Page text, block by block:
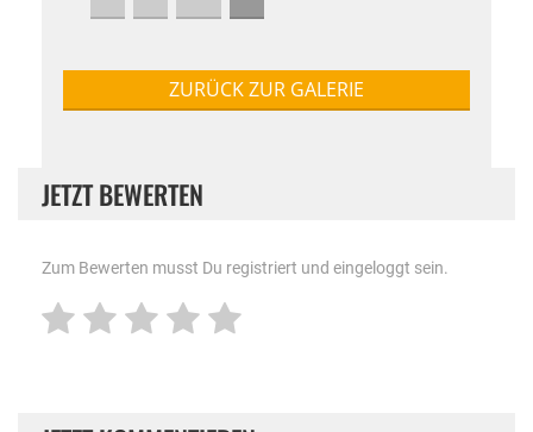
ZURÜCK ZUR GALERIE
JETZT BEWERTEN
Zum Bewerten musst Du registriert und eingeloggt sein.